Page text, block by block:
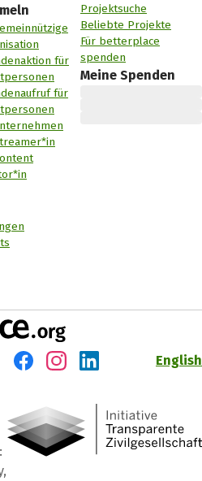
für
für
Projektsuche
Beliebte Projekte
Für betterplace
spenden
Meine Spenden
English